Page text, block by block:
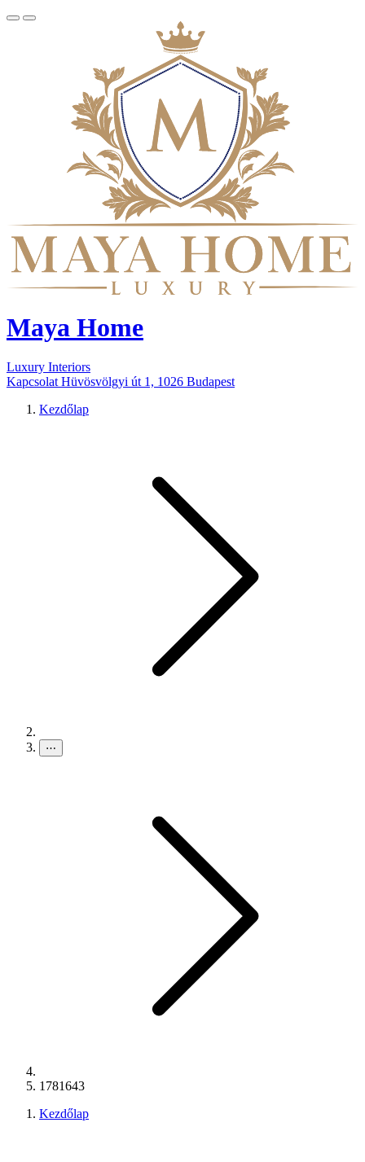
Maya Home
Luxury Interiors
Kapcsolat Hüvösvölgyi út 1, 1026 Budapest
Kezdőlap
⋯
1781643
Kezdőlap